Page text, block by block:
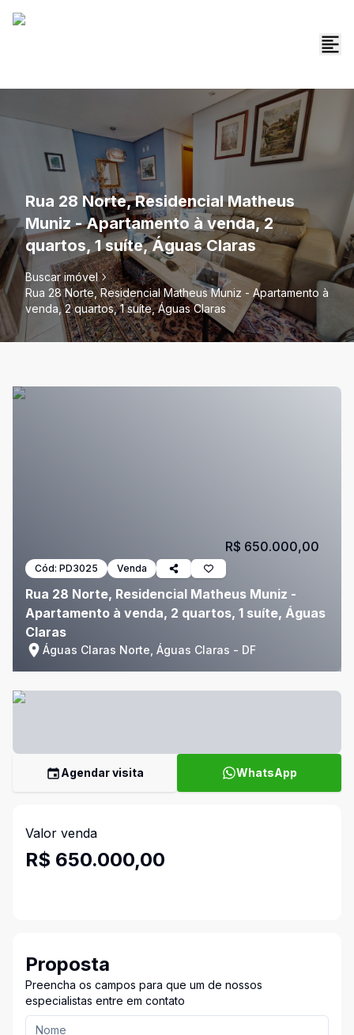
Rua 28 Norte, Residencial Matheus
Muniz - Apartamento à venda, 2
quartos, 1 suíte, Águas Claras
Buscar imóvel
Rua 28 Norte, Residencial Matheus Muniz - Apartamento à
venda, 2 quartos, 1 suíte, Águas Claras
Cód: PD3025 Venda
Rua 28 Norte, Residencial Matheus Muniz -
Apartamento à venda, 2 quartos, 1 suíte, Águas
Claras
Águas Claras Norte, Águas Claras - DF
R$ 650.000,00
Agendar visita WhatsApp
Valor venda
R$ 650.000,00
Proposta
Preencha os campos para que um de nossos
especialistas entre em contato